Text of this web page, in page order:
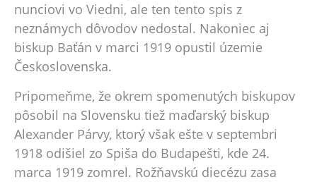
nunciovi vo Viedni, ale ten tento spis z
neznámych dôvodov nedostal. Nakoniec aj
biskup Baťán v marci 1919 opustil územie
Československa.
Pripomeňme, že okrem spomenutých biskupov
pôsobil na Slovensku tiež maďarský biskup
Alexander Párvy, ktorý však ešte v septembri
1918 odišiel zo Spiša do Budapešti, kde 24.
marca 1919 zomrel. Rožňavskú diecézu zasa